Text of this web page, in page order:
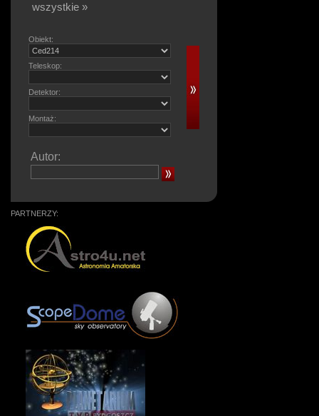
wszystkie »
Obiekt:
Teleskop:
Detektor:
Montaż:
Autor:
PARTNERZY: